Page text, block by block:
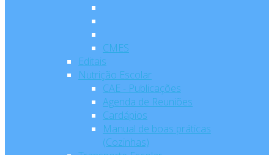
CMES
Editais
Nutrição Escolar
CAE - Publicações
Agenda de Reuniões
Cardápios
Manual de boas práticas
(Cozinhas)